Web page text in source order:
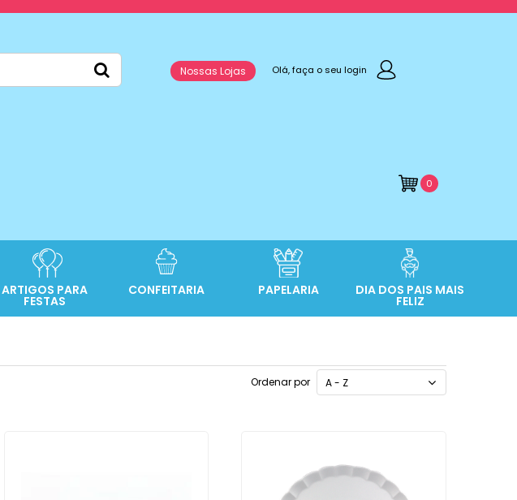
Nossas Lojas Olá, faça o seu login
0
ARTIGOS PARA
FESTAS
CONFEITARIA PAPELARIA DIA DOS PAIS MAIS
FELIZ
Ordenar por A - Z